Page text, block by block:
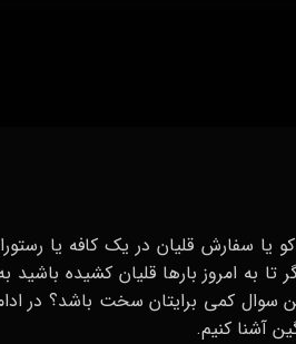
یا سفارش قلیان در یک کافه یا
به امروز بارها قلیان کشیده باشید
سوال کمی برایتان سخت باشد؟ در
آشنا کنیم.